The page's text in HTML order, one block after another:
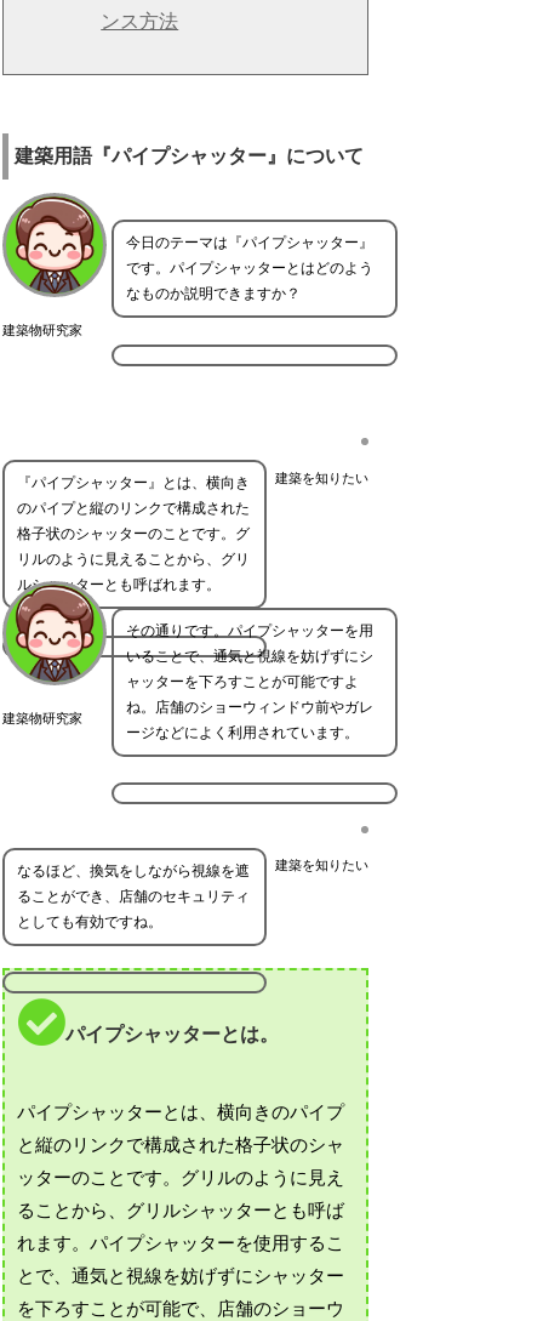
ンス方法
建築用語『パイプシャッター』について
建築物研究家
今日のテーマは『パイプシャッター』
です。パイプシャッターとはどのよう
なものか説明できますか？
建築を知りたい
『パイプシャッター』とは、横向き
のパイプと縦のリンクで構成された
格子状のシャッターのことです。グ
リルのように見えることから、グリ
ルシャッターとも呼ばれます。
建築物研究家
その通りです。パイプシャッターを用
いることで、通気と視線を妨げずにシ
ャッターを下ろすことが可能ですよ
ね。店舗のショーウィンドウ前やガレ
ージなどによく利用されています。
建築を知りたい
なるほど、換気をしながら視線を遮
ることができ、店舗のセキュリティ
としても有効ですね。
パイプシャッターとは。
パイプシャッターとは、横向きのパイプ
と縦のリンクで構成された格子状のシャ
ッターのことです。グリルのように見え
ることから、グリルシャッターとも呼ば
れます。パイプシャッターを使用するこ
とで、通気と視線を妨げずにシャッター
を下ろすことが可能で、店舗のショーウ